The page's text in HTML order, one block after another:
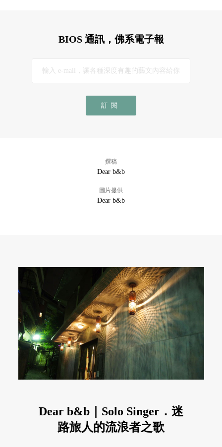
BIOS 通訊，佛系電子報
訂閱
撰稿
Dear b&b
圖片提供
Dear b&b
Dear b&b｜Solo Singer．迷
路旅人的流浪者之歌